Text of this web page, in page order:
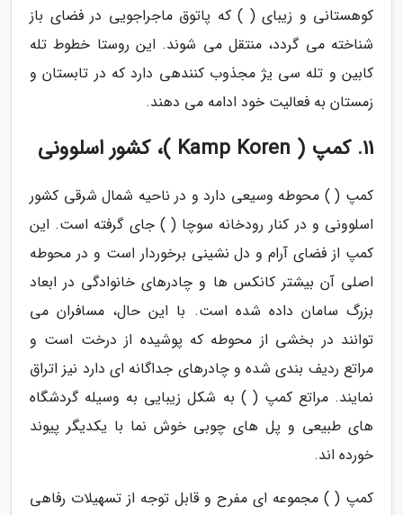
کوهستانی و زیبای ( ) که پاتوق ماجراجویی در فضای باز
شناخته می گردد، منتقل می شوند. این روستا خطوط تله
کابین و تله سی یژ مجذوب کنندهی دارد که در تابستان و
زمستان به فعالیت خود ادامه می دهند.
11. کمپ ( Kamp Koren )، کشور اسلوونی
کمپ ( ) محوطه وسیعی دارد و در ناحیه شمال شرقی کشور
اسلوونی و در کنار رودخانه سوچا ( ) جای گرفته است. این
کمپ از فضای آرام و دل نشینی برخوردار است و در محوطه
اصلی آن بیشتر کانکس ها و چادرهای خانوادگی در ابعاد
بزرگ سامان داده شده است. با این حال، مسافران می
توانند در بخشی از محوطه که پوشیده از درخت است و
مراتع ردیف بندی شده و چادرهای جداگانه ای دارد نیز اتراق
نمایند. مراتع کمپ ( ) به شکل زیبایی به وسیله گردشگاه
های طبیعی و پل های چوبی خوش نما با یکدیگر پیوند
خورده اند.
کمپ ( ) مجموعه ای مفرح و قابل توجه از تسهیلات رفاهی